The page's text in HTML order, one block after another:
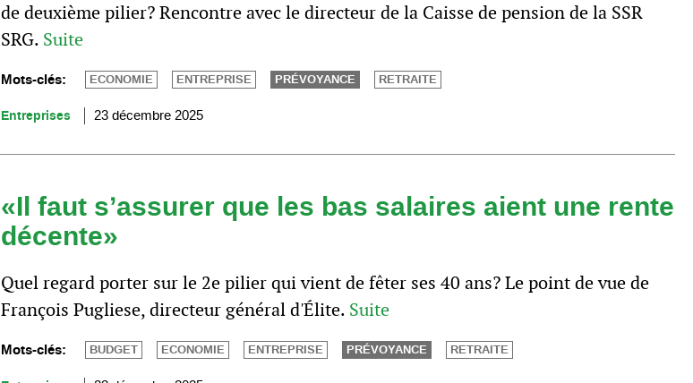
de deuxième pilier? Rencontre avec le directeur de la Caisse de pension de la SSR
SRG. Suite
Mots-clés: ECONOMIE ENTREPRISE PRÉVOYANCE RETRAITE
Entreprises 23 décembre 2025
«Il faut s’assurer que les bas salaires aient une rente
décente»
Quel regard porter sur le 2e pilier qui vient de fêter ses 40 ans? Le point de vue de
François Pugliese, directeur général d'Élite. Suite
Mots-clés: BUDGET ECONOMIE ENTREPRISE PRÉVOYANCE RETRAITE